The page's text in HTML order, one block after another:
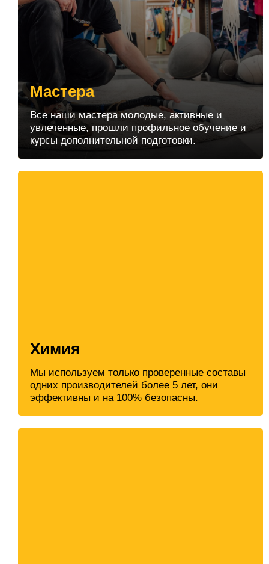
Мастера
Все наши мастера молодые, активные и
увлеченные, прошли профильное обучение и
курсы дополнительной подготовки.
Химия
Мы используем только проверенные составы
одних производителей более 5 лет, они
эффективны и на 100% безопасны.